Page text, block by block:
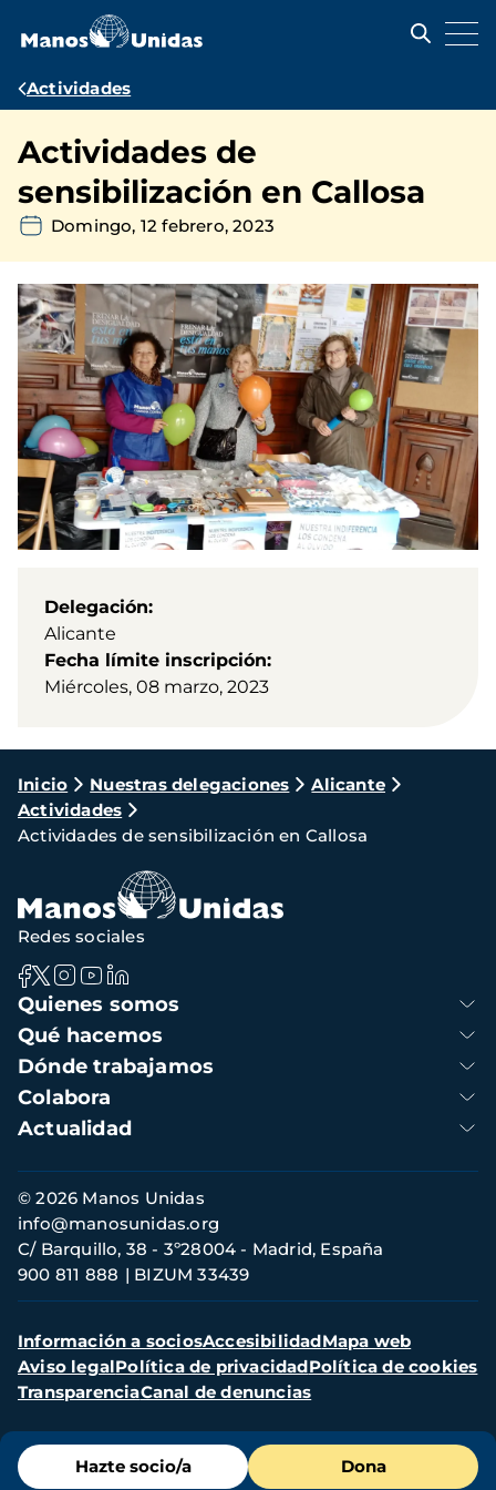
contenido
Ruta
navegación
Actividades
Actividades de
sensibilización en Callosa
Domingo, 12 febrero, 2023
Delegación
Alicante
Fecha límite inscripción
Miércoles, 08 marzo, 2023
Ruta
de
navegación
Inicio Nuestras delegaciones
Alicante
Actividades
Actividades de sensibilización en Callosa
Menú
de
Hazte socio/a Dona
Navegación
principal
Quienes somos
Qué hacemos
Dónde trabajamos
Colabora
Actualidad
Redes sociales
Información
de
contacto
© 2026 Manos Unidas
C/ Barquillo, 38 - 3º28004 - Madrid, España
900 811 888
BIZUM 33439
info@manosunidas.org
Menú
secundario
Información a sociosAccesibilidadMapa web
Aviso legalPolítica de privacidadPolítica de cookies
TransparenciaCanal de denuncias